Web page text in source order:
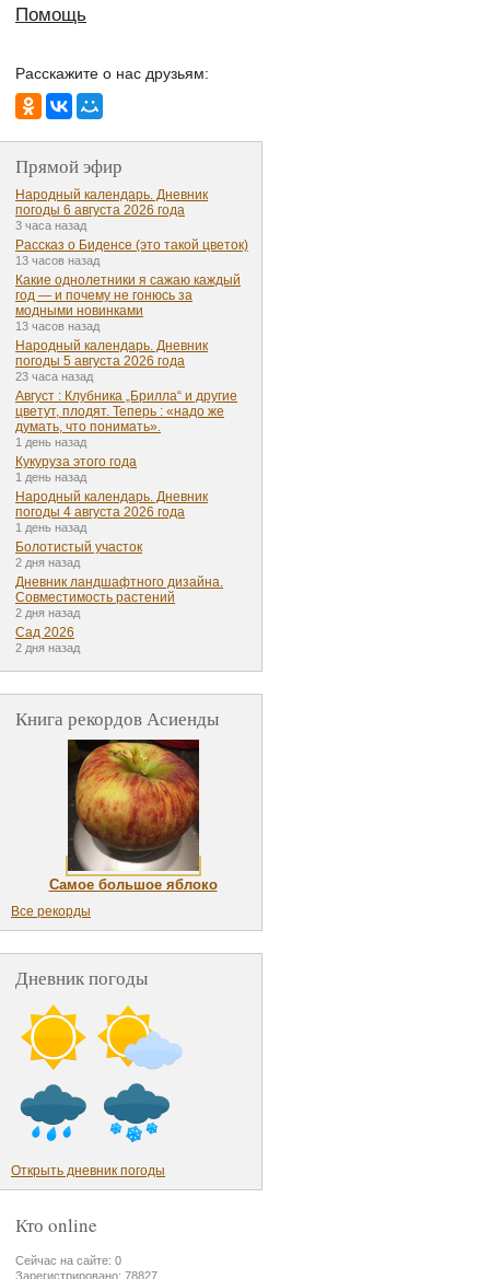
Помощь
Расскажите о нас друзьям:
Прямой эфир
Народный календарь. Дневник
погоды 6 августа 2026 года
3 часа назад
Рассказ о Биденсе (это такой цветок)
13 часов назад
Какие однолетники я сажаю каждый
год — и почему не гонюсь за
модными новинками
13 часов назад
Народный календарь. Дневник
погоды 5 августа 2026 года
23 часа назад
Август : Клубника „Брилла“ и другие
цветут, плодят. Теперь : «надо же
думать, что понимать».
1 день назад
Кукуруза этого года
1 день назад
Народный календарь. Дневник
погоды 4 августа 2026 года
1 день назад
Болотистый участок
2 дня назад
Дневник ландшафтного дизайна.
Совместимость растений
2 дня назад
Сад 2026
2 дня назад
Книга рекордов Асиенды
Самое большое яблоко
Все рекорды
Дневник погоды
Открыть дневник погоды
Кто online
Сейчас на сайте: 0
Зарегистрировано: 78827